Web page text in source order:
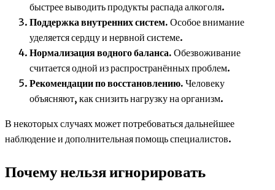
быстрее выводить продукты распада алкоголя.
Поддержка внутренних систем. Особое внимание
уделяется сердцу и нервной системе.
Нормализация водного баланса. Обезвоживание
считается одной из распространённых проблем.
Рекомендации по восстановлению. Человеку
объясняют, как снизить нагрузку на организм.
В некоторых случаях может потребоваться дальнейшее
наблюдение и дополнительная помощь специалистов.
Почему нельзя игнорировать